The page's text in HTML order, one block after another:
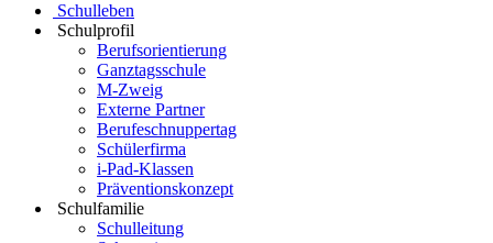
Schulleben
Schulprofil
Berufsorientierung
Ganztagsschule
M-Zweig
Externe Partner
Berufeschnuppertag
Schülerfirma
i-Pad-Klassen
Präventionskonzept
Schulfamilie
Schulleitung